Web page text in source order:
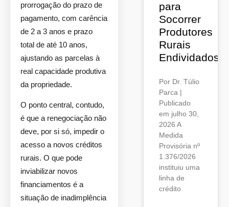
prorrogação do prazo de
pagamento, com carência
de 2 a 3 anos e prazo
total de até 10 anos,
ajustando as parcelas à
real capacidade produtiva
da propriedade.
O ponto central, contudo,
é que a renegociação não
deve, por si só, impedir o
acesso a novos créditos
rurais. O que pode
inviabilizar novos
financiamentos é a
situação de inadimplência
para
Socorrer
Produtores
Rurais
Endividados
Por Dr. Túlio
Parca |
Publicado
em julho 30,
2026 A
Medida
Provisória nº
1.376/2026
instituiu uma
linha de
crédito